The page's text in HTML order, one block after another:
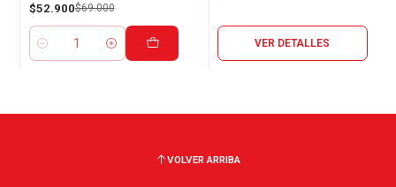
$52.900$69.000
Cantidad
VER DETALLES
VOLVER ARRIBA